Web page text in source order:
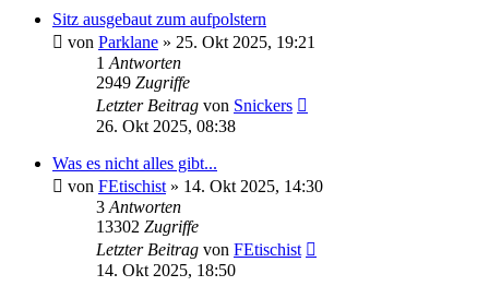
Sitz ausgebaut zum aufpolstern
von Parklane » 25. Okt 2025, 19:21
1 Antworten
2949 Zugriffe
Letzter Beitrag von Snickers
26. Okt 2025, 08:38
Was es nicht alles gibt...
von FEtischist » 14. Okt 2025, 14:30
3 Antworten
13302 Zugriffe
Letzter Beitrag von FEtischist
14. Okt 2025, 18:50